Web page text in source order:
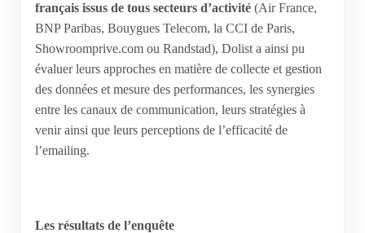
français issus de tous secteurs d’activité(Air France,
BNP Paribas, Bouygues Telecom, la CCI de Paris,
Showroomprive.com ou Randstad), Dolist a ainsi pu
évaluer leurs approches en matière de collecte et gestion
des données et mesure des performances, les synergies
entre les canaux de communication, leurs stratégies à
venir ainsi que leurs perceptions de l’efficacité de
l’emailing.
Les résultats de l’enquête